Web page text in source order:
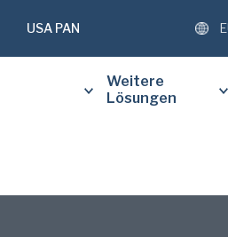
USA PAN
Weitere
Lösungen